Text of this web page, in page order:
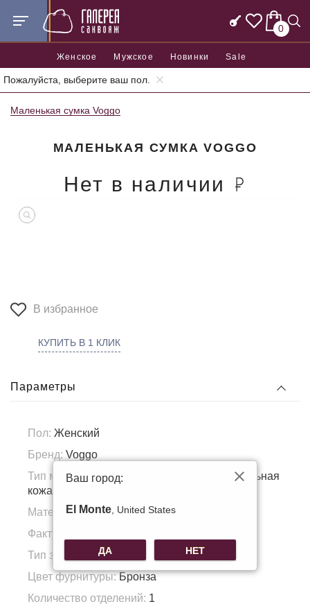
0
Женское Мужское Новинки Sale
Пожалуйста, выберите ваш пол.
Главная Женские сумки Женские маленькие сумки
Маленькая сумка Voggo
МАЛЕНЬКАЯ СУМКА VOGGO
Нет в наличии
В избранное
КУПИТЬ В 1 КЛИК
Параметры
Пол: Женский
Бренд: Voggo
Тип материала:Натуральная кожа, Натуральная
кожа
Материал подкладка:Полиэстер
Фактура материала:
Тип застежки: Молния
Цвет фурнитуры:Бронза
Количество отделений: 1
Ваш город:
El Monte , United States
ДА НЕТ